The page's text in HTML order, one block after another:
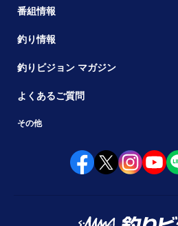
番組情報
釣り情報
釣りビジョン マガジン
よくあるご質問
その他